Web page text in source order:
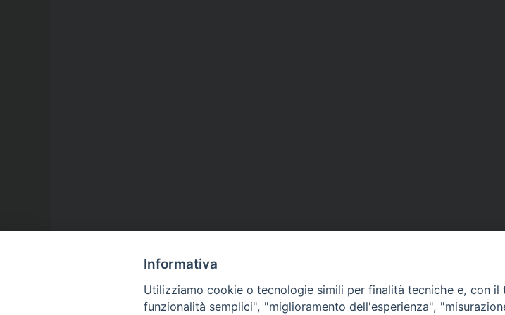
Informativa
Utilizziamo cookie o tecnologie simili per finalità tecniche e, con
funzionalità semplici", "miglioramento dell'esperienza",